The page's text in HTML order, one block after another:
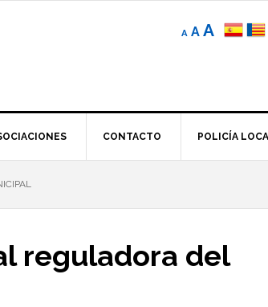
A
Reducir
elA Tamaño
A
de
letra
CONTACTO POLICÍA
reguladora del